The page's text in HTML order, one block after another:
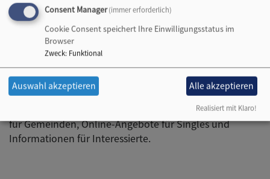
der über 7.000 Singles in der Kirche befragt wurden.
Das Ergebnis: Die überwiegende Zahl der erwachsenen
Gemeindemitglieder ist verheiratet. Allerdings ist jedes
dritte erwachsene Kirchenmitglied ein Single. Aus den
Erkenntnissen der Studie wurden verschiedene
Maßnahmen abgeleitet. 2021 startete die bayerische
Landeskirche, unterstützt von der EKD dieses Portal mit
dem Titel "Singles und Kirche". Hier finden sich Tipps
für Gemeinden, Online-Angebote für Singles und
Informationen für Interessierte.
Consent Manager(immer erforderlich)
Cookie Consent speichert Ihre Einwilligungsstatus im
Browser
Zweck: Funktional
Auswahl akzeptieren Alle akzeptieren
Realisiert mit Klaro!